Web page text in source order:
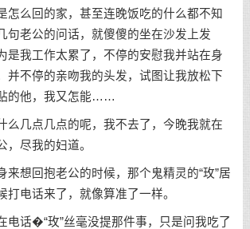
怎么回的家，甚至连晚饭吃的什么都不知
句老公的问话，就傻傻的坐在沙发上发
是我工作太累了，不停的安慰我并站在身
并不停的亲吻我的头发，试图让我放松下
的他，我又怎能……
么几点几点的呢，我不去了，今晚我就在
，尽我的妇道。
来想回抱老公的时候，那个鬼精灵的“玫”居
打电话来了，就像算准了一样。
电话�“玫”丝毫没提那件事，只是问我吃了